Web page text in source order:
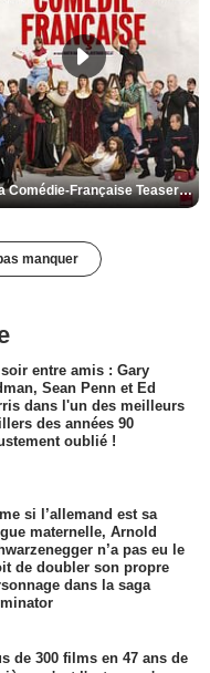
De la Comédie-Française Teaser VF
manquer
soir entre amis : Gary
Sean Penn et Ed
dans l'un des meilleurs
des années 90
oublié !
si l’allemand est sa
maternelle, Arnold
n’a pas eu le
de doubler son propre
dans la saga
de 300 films en 47 ans de